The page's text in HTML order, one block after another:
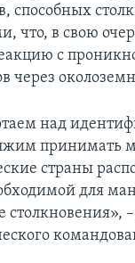
способных
что, в свою
с
через
над
принимать
страны
для
столкновения»,